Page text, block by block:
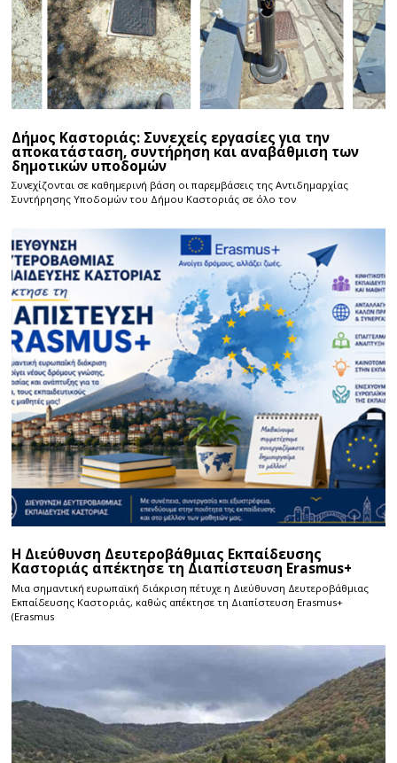
Δήμος Καστοριάς: Συνεχείς εργασίες για την
αποκατάσταση, συντήρηση και αναβάθμιση των
δημοτικών υποδομών
Συνεχίζονται σε καθημερινή βάση οι παρεμβάσεις της Αντιδημαρχίας
Συντήρησης Υποδομών του Δήμου Καστοριάς σε όλο τον
Η Διεύθυνση Δευτεροβάθμιας Εκπαίδευσης
Καστοριάς απέκτησε τη Διαπίστευση Erasmus+
Μια σημαντική ευρωπαϊκή διάκριση πέτυχε η Διεύθυνση Δευτεροβάθμιας
Εκπαίδευσης Καστοριάς, καθώς απέκτησε τη Διαπίστευση Erasmus+
(Erasmus